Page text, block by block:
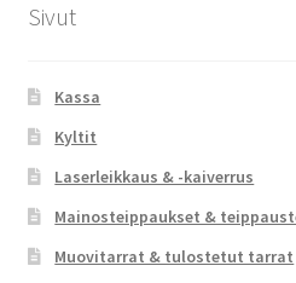
Sivut
Kassa
Kyltit
Laserleikkaus & -kaiverrus
Mainosteippaukset &
Muovitarrat & tulostetut tarrat